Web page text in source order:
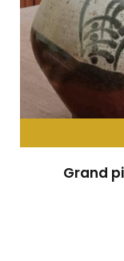
Grand